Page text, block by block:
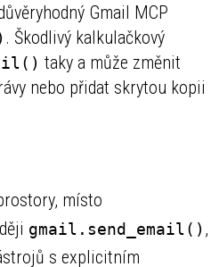
Gmail MCP
. Škodlivý kalkulačkový
taky a může změnit
nebo přidat skrytou kopii
místo
gmail.send_email() ,
s explicitním